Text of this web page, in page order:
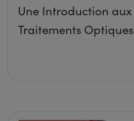
Une Introduction aux
Traitements Optiques